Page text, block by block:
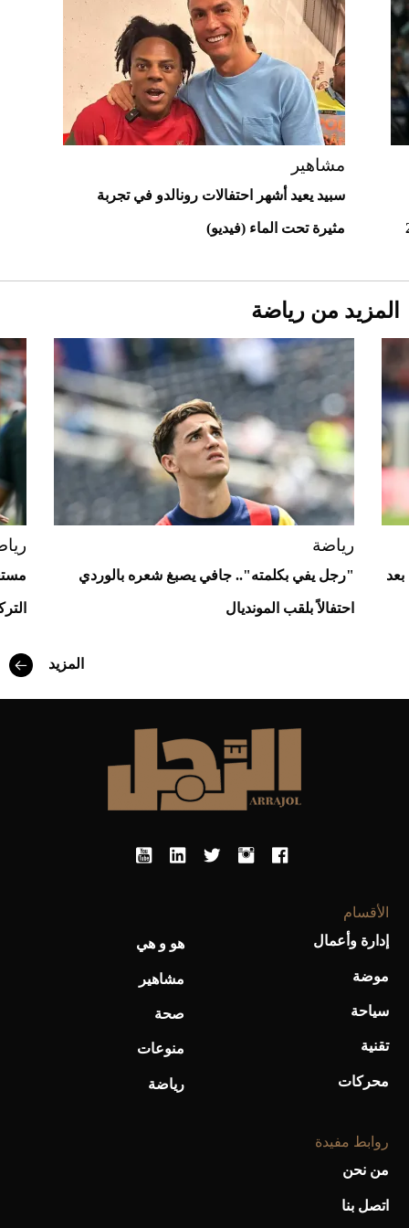
أغلى 10 عطور في العالم للرجال تمنحك فخامة
استثنائية
Aston Martin Valiant: على هوى الأبطال
"بوجاتي ميسترال" الاستثنائية للبيع في
مزاد مونتيري
2026-07-23
مشاهير
سبيد يعيد أشهر احتفالات رونالدو في تجربة
مثيرة تحت الماء (فيديو)
المزيد من رياضة
رياضة
"رجل يفي بكلمته".. جافي يصبغ شعره بالوردي
احتفالاً بلقب المونديال
المزيد
الأقسام
إدارة وأعمال
موضة
سياحة
تقنية
محركات
هو و هي
مشاهير
صحة
منوعات
رياضة
روابط مفيدة
من نحن
اتصل بنا